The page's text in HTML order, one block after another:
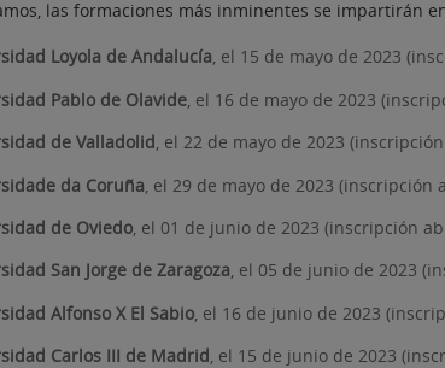
las formaciones más inminentes se impartirán
Loyola de Andalucía, el 15 de mayo de 2023
Pablo de Olavide , el 16 de mayo de 2023
de Valladolid, el 22 de mayo de 2023
da Coruña , el 29 de mayo de 2023 (inscripción
de Oviedo, el 01 de junio de 2023 (inscripción
San Jorge de Zaragoza, el 05 de junio de 2023
Alfonso X El Sabio , el 16 de junio de 2023
Carlos III de Madrid, el 15 de junio de 2023